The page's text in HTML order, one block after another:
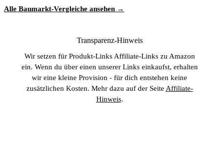
Alle Baumarkt-Vergleiche ansehen →
Transparenz-Hinweis
Wir setzen für Produkt-Links Affiliate-Links zu Amazon
ein. Wenn du über einen unserer Links einkaufst, erhalten
wir eine kleine Provision - für dich entstehen keine
zusätzlichen Kosten. Mehr dazu auf der Seite Affiliate-
Hinweis.